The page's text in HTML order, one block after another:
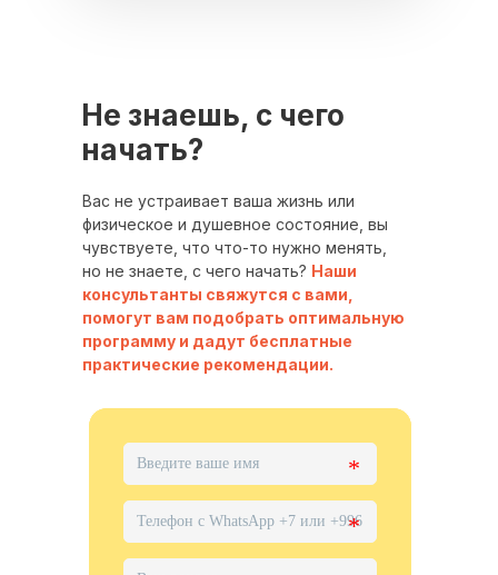
Не знаешь, с чего
начать?
Вас не устраивает ваша жизнь или
физическое и душевное состояние, вы
чувствуете, что что-то нужно менять,
но не знаете, с чего начать? Наши
консультанты свяжутся с вами,
помогут вам подобрать оптимальную
программу и дадут бесплатные
практические рекомендации.